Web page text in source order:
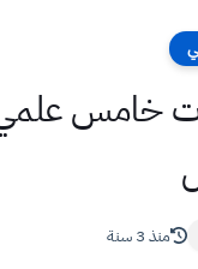
خامس
منذ 3 سنة